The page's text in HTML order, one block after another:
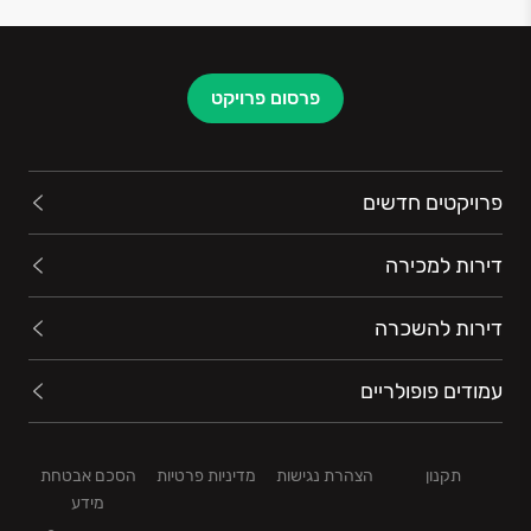
פרסום פרויקט
פרויקטים חדשים
דירות למכירה
דירות להשכרה
עמודים פופולריים
תקנון הצהרת נגישות מדיניות פרטיות
הסכם אבטחת
מידע